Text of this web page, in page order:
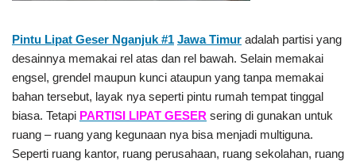
Pintu Lipat Geser Nganjuk #1 Jawa Timur adalah partisi yang
desainnya memakai rel atas dan rel bawah. Selain memakai
engsel, grendel maupun kunci ataupun yang tanpa memakai
bahan tersebut, layak nya seperti pintu rumah tempat tinggal
biasa. Tetapi PARTISI LIPAT GESER sering di gunakan untuk
ruang – ruang yang kegunaan nya bisa menjadi multiguna.
Seperti ruang kantor, ruang perusahaan, ruang sekolahan, ruang